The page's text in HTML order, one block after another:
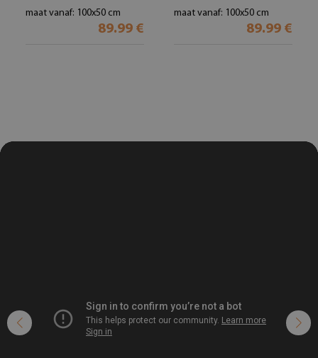
maat vanaf: 100x50 cm
89.99 €
maat vanaf: 100x50 cm
89.99 €